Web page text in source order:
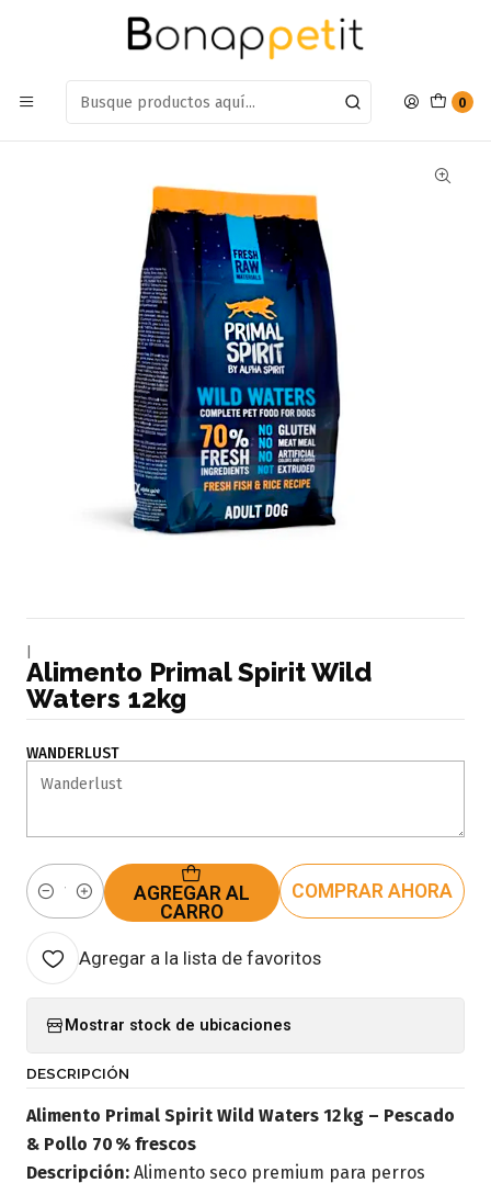
0
Estamos en: Antumalal 612, Quilicura Míranos en Maps
Alimento Primal Spirit Wild Waters 12kg
Alimento Primal Spirit Wild
Waters 12kg
WANDERLUST
Cantidad
AGREGAR AL
CARRO
COMPRAR AHORA
Agregar a la lista de favoritos
Mostrar stock de ubicaciones
DESCRIPCIÓN
Alimento Primal Spirit Wild Waters 12 kg – Pescado
& Pollo 70 % frescos
Descripción: Alimento seco premium para perros